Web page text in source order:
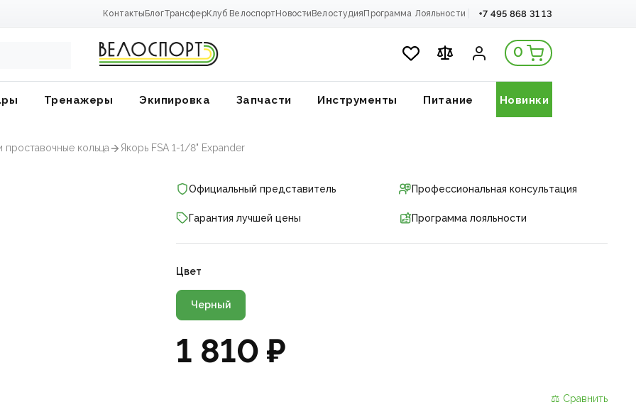
Контакты БлогТрансферКлуб Велоспорт Новости Велостудия Программа Лояльности +7 495 868 31 13
0
Тренажеры Экипировка Запчасти Инструменты Питание Новинки
проставочные кольца Якорь FSA 1-1/8" Expander
Официальный представитель Профессиональная консультация
Гарантия лучшей цены Программа лояльности
Цвет
Черный
1 810 ₽
⚖ Сравнить